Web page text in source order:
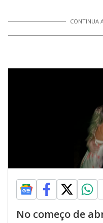
CONTINUA
No começo de